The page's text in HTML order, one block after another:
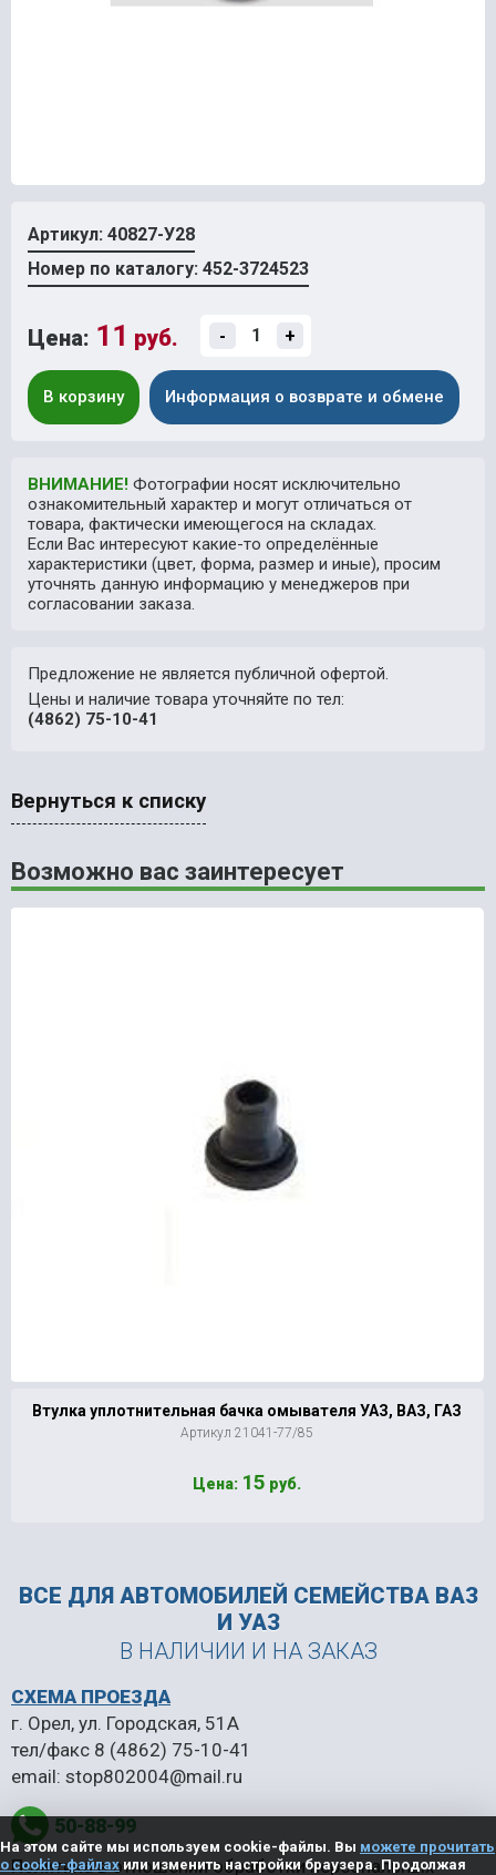
Артикул: 40827-У28
Номер по каталогу: 452-3724523
Цена: 11 руб. - +
В корзину Информация о возврате и обмене
ВНИМАНИЕ! Фотографии носят исключительно
ознакомительный характер и могут отличаться от
товара, фактически имеющегося на складах.
Если Вас интересуют какие-то определённые
характеристики (цвет, форма, размер и иные), просим
уточнять данную информацию у менеджеров при
согласовании заказа.
Предложение не является публичной офертой.
Цены и наличие товара уточняйте по тел:
(4862) 75-10-41
Вернуться к списку
Возможно вас заинтересует
Втулка уплотнительная бачка омывателя УАЗ, ВАЗ, ГАЗ
Артикул 21041-77/85
Цена: 15 руб.
ВСЕ ДЛЯ АВТОМОБИЛЕЙ СЕМЕЙСТВА ВАЗ
И УАЗ
В НАЛИЧИИ И НА ЗАКАЗ
50-88-99
СХЕМА ПРОЕЗДА
г. Орел, ул. Городская, 51А
тел/факс 8 (4862) 75-10-41
email: stop802004@mail.ru
Политика в отношении обработки персональных
На этом сайте мы используем cookie-файлы. Вы можете прочитать
о cookie-файлахили изменить настройки браузера. Продолжая